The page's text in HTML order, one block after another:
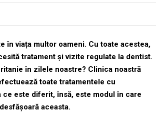
în viața multor oameni. Cu toate acestea,
tratament și vizite regulate la dentist.
în zilele noastre? Clinica noastră
toate tratamentele cu
este diferit, însă, este modul în care
aceasta.